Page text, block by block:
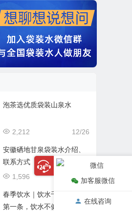
泡茶选优质袋装山泉水
12/26
2,212
安徽硒地甘泉袋装水介绍、
联系方式
03/22
1,596
春季饮水｜饮水千万条安全
第一条，饮水不健康疾病会
加客服微信
在线咨询